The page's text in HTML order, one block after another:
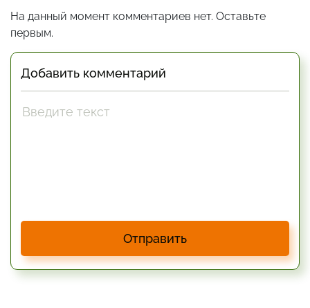
На данный момент комментариев нет. Оставьте
первым.
Добавить комментарий
Отправить